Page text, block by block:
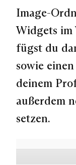
Image-
Widgets im
fügst du
sowie
deinem
außerdem
setzen.